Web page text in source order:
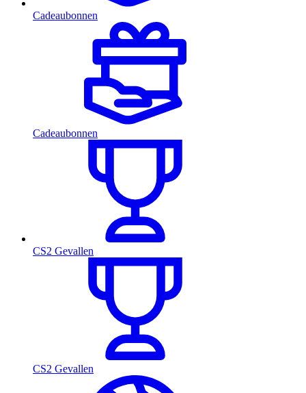
Cadeaubonnen
Cadeaubonnen
CS2 Gevallen
CS2 Gevallen